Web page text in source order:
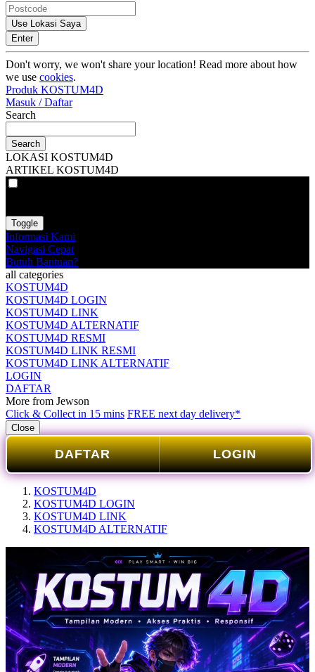
Use Lokasi Saya
Enter
Don't worry, we won't share your location! Read more about how
we use cookies.
Produk KOSTUM4D
Masuk / Daftar
Search
Search
LOKASI KOSTUM4D
ARTIKEL KOSTUM4D
Toggle
Informasi Kami
Navigasi Cepat
Butuh Bantuan?
all categories
KOSTUM4D
KOSTUM4D LOGIN
KOSTUM4D LINK
KOSTUM4D ALTERNATIF
KOSTUM4D RESMI
KOSTUM4D LINK RESMI
KOSTUM4D LINK ALTERNATIF
LOGIN
DAFTAR
More from Jewson
Click & Collect in 15 mins FREE next day delivery*
Close
DAFTAR LOGIN
KOSTUM4D
KOSTUM4D LOGIN
KOSTUM4D LINK
KOSTUM4D ALTERNATIF